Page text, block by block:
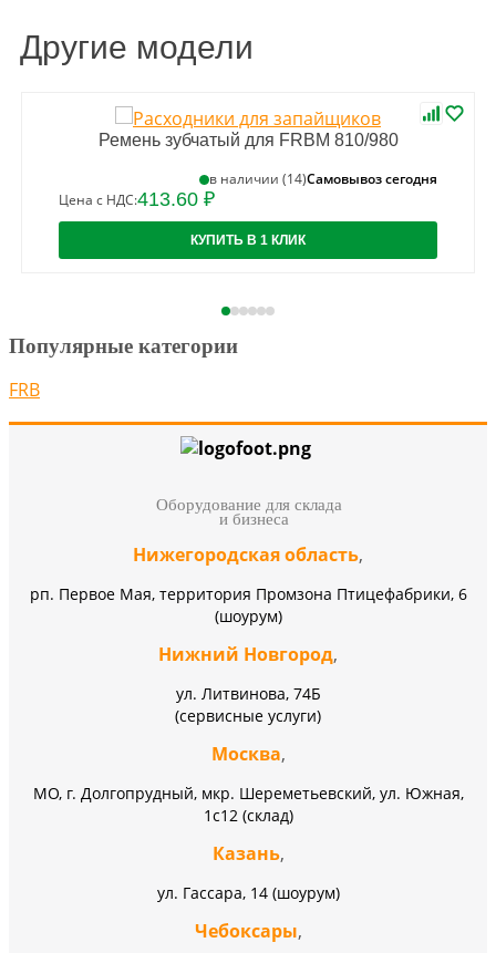
Другие модели
Ремень зубчатый для FRBM 810/980
в наличии (14)Самовывоз сегодня
Цена с НДС:413.60 ₽
КУПИТЬ В 1 КЛИК
Популярные категории
FRB
Оборудование для склада
и бизнеса
Нижегородская область,
рп. Первое Мая, территория Промзона Птицефабрики, 6
(шоурум)
Нижний Новгород,
ул. Литвинова, 74Б
(сервисные услуги)
Москва,
МО, г. Долгопрудный, мкр. Шереметьевский, ул. Южная,
1с12 (склад)
Казань,
ул. Гассара, 14 (шоурум)
Чебоксары,